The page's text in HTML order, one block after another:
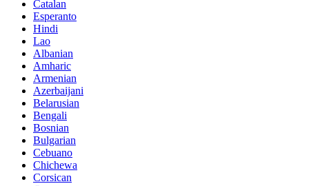
Catalan
Esperanto
Hindi
Lao
Albanian
Amharic
Armenian
Azerbaijani
Belarusian
Bengali
Bosnian
Bulgarian
Cebuano
Chichewa
Corsican